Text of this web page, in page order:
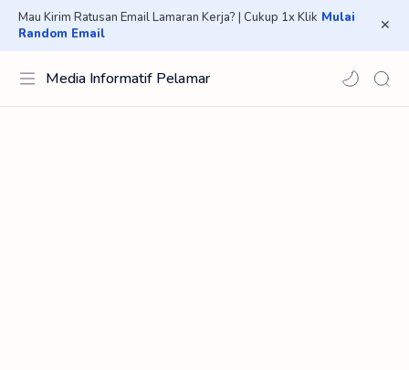
Mau Kirim Ratusan Email Lamaran Kerja? | Cukup 1x Klik Mulai
Random Email
Media Informatif Pelamar